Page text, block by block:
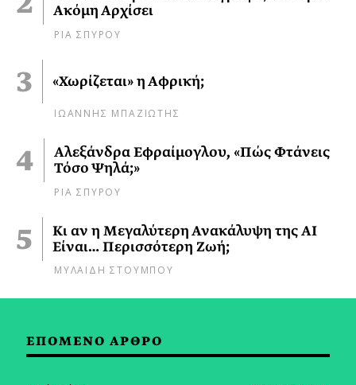
Ακόμη Αρχίσει
ΡΙΑ ΣΠΥΡΟΥ
«Χωρίζεται» η Αφρική;
ΙΩΑΝΝΗΣ ΜΠΑΖΙΩΤΗΣ
Αλεξάνδρα Εφραίμογλου, «Πώς Φτάνεις
Τόσο Ψηλά;»
ΡΙΑ ΣΠΥΡΟΥ
Κι αν η Μεγαλύτερη Ανακάλυψη της AI
Είναι… Περισσότερη Ζωή;
ΜΥΛΑΙΔΗ ΣΤΟΥΜΠΟΥ
ΕΠΟΜΕΝΟ ΑΡΘΡΟ